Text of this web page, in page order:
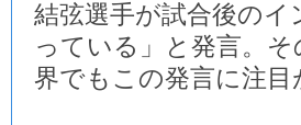
結弦選手が試合後の
っている」と発言。
界でもこの発言に注